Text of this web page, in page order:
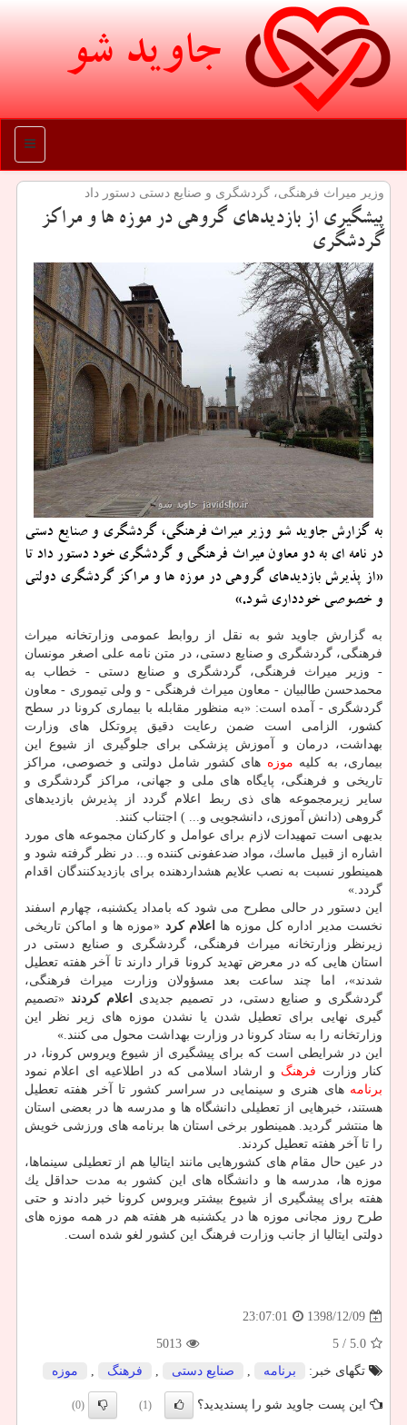
جاوید شو
منو
وزیر میراث فرهنگی، گردشگری و صنایع دستی دستور داد
پیشگیری از بازدیدهای گروهی در موزه ها و مراكز
گردشگری
به گزارش جاوید شو وزیر میراث فرهنگی، گردشگری و صنایع دستی
در نامه ای به دو معاون میراث فرهنگی و گردشگری خود دستور داد تا
«از پذیرش بازدیدهای گروهی در موزه ها و مراكز گردشگری دولتی
و خصوصی خودداری شود.»
به گزارش جاوید شو به نقل از روابط عمومی وزارتخانه میراث
فرهنگی، گردشگری و صنایع دستی، در متن نامه علی اصغر مونسان
- وزیر میراث فرهنگی، گردشگری و صنایع دستی - خطاب به
محمدحسن طالبیان - معاون میراث فرهنگی - و ولی تیموری - معاون
گردشگری - آمده است: «به منظور مقابله با بیماری كرونا در سطح
كشور، الزامی است ضمن رعایت دقیق پروتكل های وزارت
بهداشت، درمان و آموزش پزشكی برای جلوگیری از شیوع این
بیماری، به كلیه موزه های كشور شامل دولتی و خصوصی، مراكز
تاریخی و فرهنگی، پایگاه های ملی و جهانی، مراكز گردشگری و
سایر زیرمجموعه های ذی ربط اعلام گردد از پذیرش بازدیدهای
گروهی (دانش آموزی، دانشجویی و... ) اجتناب كنند.
بدیهی است تمهیدات لازم برای عوامل و كاركنان مجموعه های مورد
اشاره از قبیل ماسك، مواد ضدعفونی كننده و... در نظر گرفته شود و
همینطور نسبت به نصب علایم هشداردهنده برای بازدیدكنندگان اقدام
گردد.»
این دستور در حالی مطرح می شود كه بامداد یكشنبه، چهارم اسفند
نخست مدیر اداره كل موزه ها
اعلام كرد «موزه ها و اماكن تاریخی
زیرنظر وزارتخانه میراث فرهنگی، گردشگری و صنایع دستی در
استان هایی كه در معرض تهدید كرونا قرار دارند تا آخر هفته تعطیل
شدند»، اما چند ساعت بعد مسؤولان وزارت میراث فرهنگی،
گردشگری و صنایع دستی، در تصمیم جدیدی
اعلام كردند«تصمیم
گیری نهایی برای تعطیل شدن یا نشدن موزه های زیر نظر این
وزارتخانه را به ستاد كرونا در وزارت بهداشت محول می كنند.»
این در شرایطی است كه برای پیشگیری از شیوع ویروس كرونا، در
كنار وزارت فرهنگ و ارشاد اسلامی كه در اطلاعیه ای اعلام نمود
برنامه های هنری و سینمایی در سراسر كشور تا آخر هفته تعطیل
هستند، خبرهایی از تعطیلی دانشگاه ها و مدرسه ها در بعضی استان
ها منتشر گردید. همینطور برخی استان ها برنامه های ورزشی خویش
را تا آخر هفته تعطیل كردند.
در عین حال مقام های كشورهایی مانند ایتالیا هم از تعطیلی سینماها،
موزه ها، مدرسه ها و دانشگاه های این كشور به مدت حداقل یك
هفته برای پیشگیری از شیوع بیشتر ویروس كرونا خبر دادند و حتی
طرح روز مجانی موزه ها در یكشنبه هر هفته هم در همه موزه های
دولتی ایتالیا از جانب وزارت فرهنگ این كشور لغو شده است.
1398/12/09
23:07:01
5.0
/ 5
5013
تگهای خبر:
برنامه , صنایع دستی , فرهنگ , موزه
این پست جاوید شو را پسندیدید؟ (1)
(0)